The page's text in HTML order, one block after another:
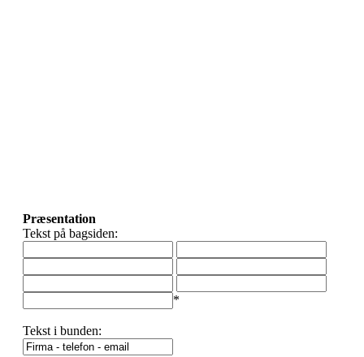
Præsentation
Tekst på bagsiden:
*
Tekst i bunden: